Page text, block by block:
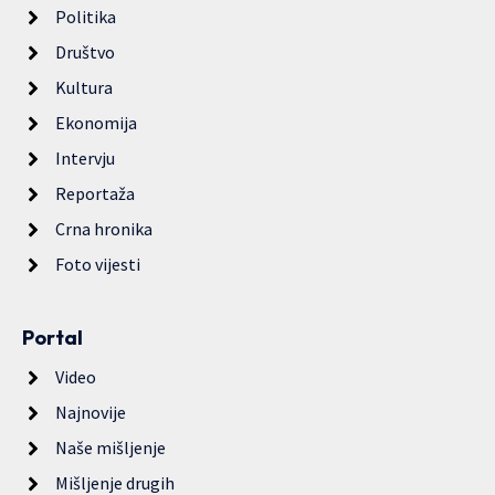
Politika
Društvo
Kultura
Ekonomija
Intervju
Reportaža
Crna hronika
Foto vijesti
Portal
Video
Najnovije
Naše mišljenje
Mišljenje drugih